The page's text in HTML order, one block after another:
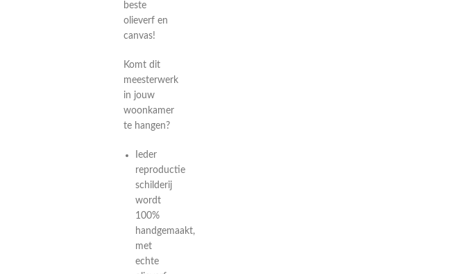
beste
olieverf en
canvas!
Komt dit
meesterwerk
in jouw
woonkamer
te hangen?
Ieder
reproductie
schilderij
wordt
100%
handgemaakt,
met
echte